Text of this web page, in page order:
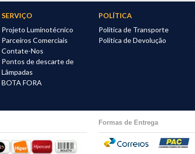
SERVIÇO
Projeto Luminotécnico
Parceiros Comerciais
Contate-Nos
Pontos de descarte de
Lâmpadas
BOTA FORA
POLÍTICA
Política de Transporte
Política de Devolução
Formas de Entrega